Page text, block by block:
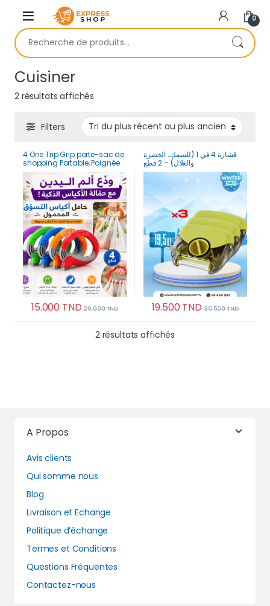
Skip to navigation
Skip to content
0
Recherche pour :
Cuisiner
2 résultats affichés
Filters
4 One Trip Grip porte-sac de
shopping Portable, Poignée
de support
15.000 TND 20.990TND
قشارة 4 في 1 (للسمك، الخضرة
والغلال) – 2 قطع
19.500TND 39.500TND
2 résultats affichés
A Propos
Avis clients
Qui somme nous
Blog
Livraison et Echange
Politique d’échange
Termes et Conditions
Questions Fréquentes
Contactez-nous